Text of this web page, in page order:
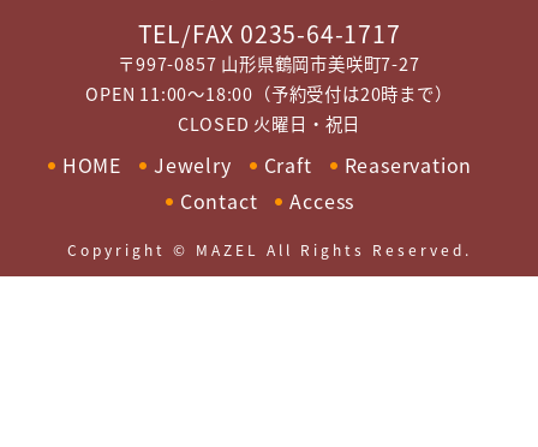
TEL/FAX 0235-64-1717
〒997-0857 山形県鶴岡市美咲町7-27
OPEN 11:00～18:00（予約受付は20時まで）
CLOSED 火曜日・祝日
HOME Jewelry Craft
Reaservation
Contact
Access
Copyright © MAZEL All Rights Reserved.